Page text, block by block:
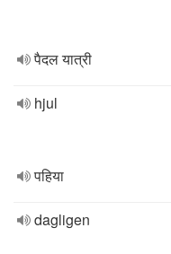
पैदल यात्री
hjul
पहिया
dagligen